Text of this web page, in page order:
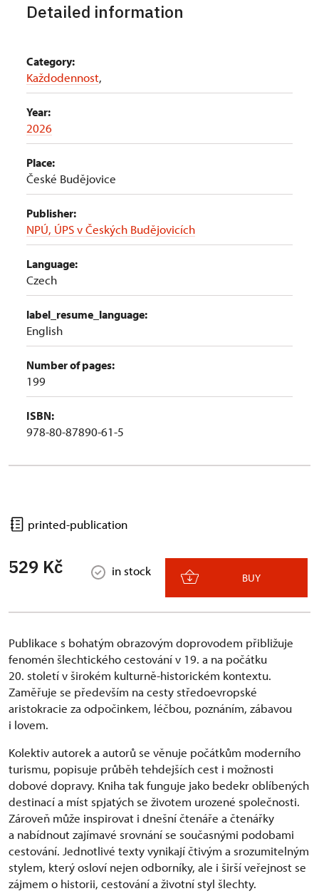
Detailed information
Category:
Každodennost,
Year:
2026
Place:
České Budějovice
Publisher:
NPÚ, ÚPS v Českých Budějovicích
Language:
Czech
label_resume_language:
English
Number of pages:
199
ISBN:
978-80-87890-61-5
printed-publication
529 Kč in stock BUY
Publikace s bohatým obrazovým doprovodem přibližuje
fenomén šlechtického cestování v 19. a na počátku
20. století v širokém kulturně-historickém kontextu.
Zaměřuje se především na cesty středoevropské
aristokracie za odpočinkem, léčbou, poznáním, zábavou
i lovem.
Kolektiv autorek a autorů se věnuje počátkům moderního
turismu, popisuje průběh tehdejších cest i možnosti
dobové dopravy. Kniha tak funguje jako bedekr oblíbených
destinací a míst spjatých se životem urozené společnosti.
Zároveň může inspirovat i dnešní čtenáře a čtenářky
a nabídnout zajímavé srovnání se současnými podobami
cestování. Jednotlivé texty vynikají čtivým a srozumitelným
stylem, který osloví nejen odborníky, ale i širší veřejnost se
zájmem o historii, cestování a životní styl šlechty.